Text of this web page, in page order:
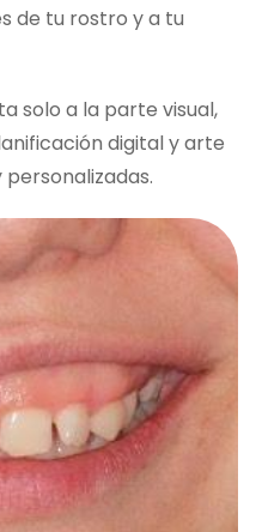
de tu rostro y a tu
solo a la parte visual,
digital y arte